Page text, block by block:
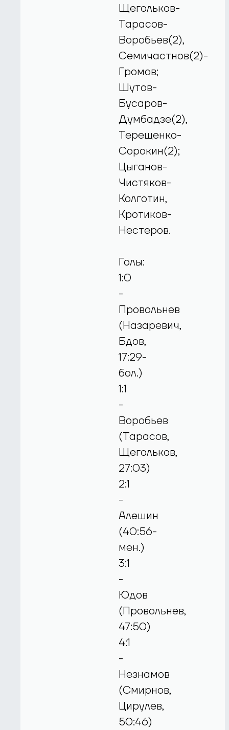
Щегольков-
Тарасов-
Воробьев(2),
Семичастнов(2)-
Громов;
Шутов-
Бусаров-
Думбадзе(2),
Терещенко-
Сорокин(2);
Цыганов-
Чистяков-
Колготин,
Кротиков-
Нестеров.
Голы:
1:0
-
Провольнев
(Назаревич,
Бдов,
17:29-
бол.)
1:1
-
Воробьев
(Тарасов,
Щегольков,
27:03)
2:1
-
Алешин
(40:56-
мен.)
3:1
-
Юдов
(Провольнев,
47:50)
4:1
-
Незнамов
(Смирнов,
Цирулев,
50:46)